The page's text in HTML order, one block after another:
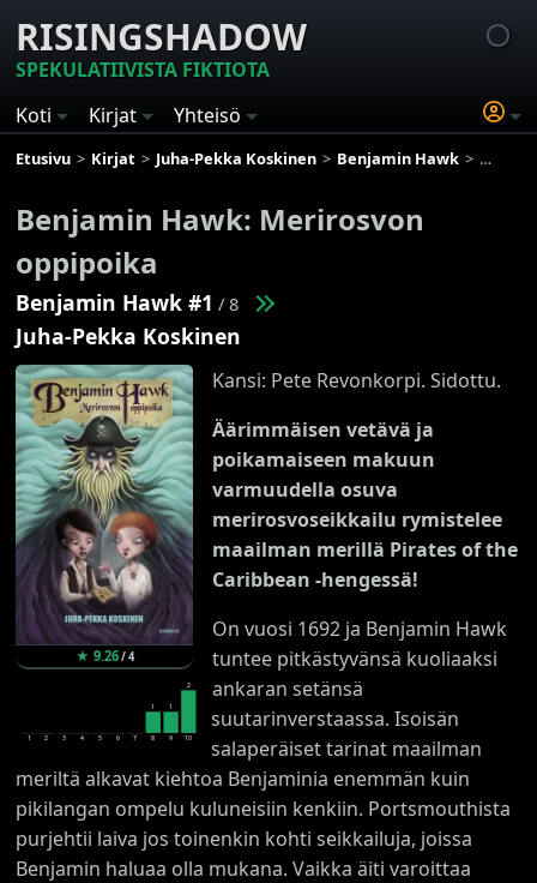
RISINGSHADOW
SPEKULATIIVISTA FIKTIOTA
Koti
Kirjat Yhteisö
Etusivu Kirjat Juha-Pekka Koskinen Benjamin Hawk
Benjamin Hawk: Merirosvon
oppipoika
Benjamin Hawk #1 / 8
Juha-Pekka Koskinen
★ 9.26/4
1 2 3 4 5 6 7
1
8
1
9
2
10
Kansi: Pete Revonkorpi. Sidottu.
Äärimmäisen vetävä ja
poikamaiseen makuun
varmuudella osuva
merirosvoseikkailu rymistelee
maailman merillä Pirates of the
Caribbean -hengessä!
On vuosi 1692 ja Benjamin Hawk
tuntee pitkästyvänsä kuoliaaksi
ankaran setänsä
suutarinverstaassa. Isoisän
salaperäiset tarinat maailman
meriltä alkavat kiehtoa Benjaminia enemmän kuin
pikilangan ompelu kuluneisiin kenkiin. Portsmouthista
purjehtii laiva jos toinenkin kohti seikkailuja, joissa
Benjamin haluaa olla mukana. Vaikka äiti varoittaa